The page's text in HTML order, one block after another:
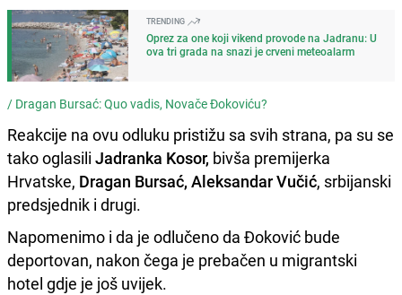
TRENDING
Oprez za one koji vikend provode na Jadranu: U
ova tri grada na snazi je crveni meteoalarm
/ Dragan Bursać: Quo vadis, Novače Đokoviću?
Reakcije na ovu odluku pristižu sa svih strana, pa su se
tako oglasili Jadranka Kosor, bivša premijerka
Hrvatske, Dragan Bursać, Aleksandar Vučić, srbijanski
predsjednik i drugi.
Napomenimo i da je odlučeno da Đoković bude
deportovan, nakon čega je prebačen u migrantski
hotel gdje je još uvijek.